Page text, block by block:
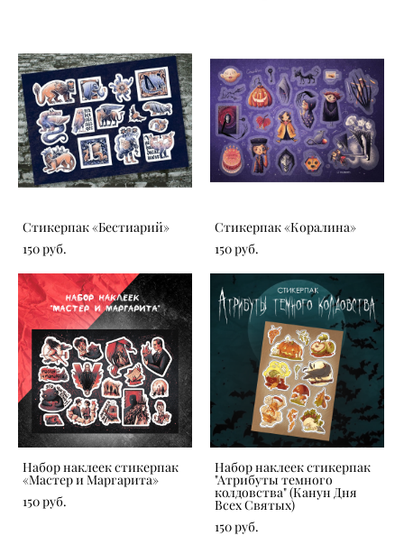
Стикерпак «‎Бестиарий»
150 pуб.
Стикерпак «Коралина»
150 pуб.
Набор наклеек стикерпак
«Мастер и Маргарита»
150 pуб.
Набор наклеек стикерпак
"Атрибуты темного
колдовства" (Канун Дня
Всех Святых)
150 pуб.